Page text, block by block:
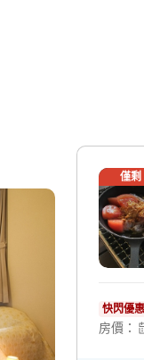
僅剩
快閃優
房價：